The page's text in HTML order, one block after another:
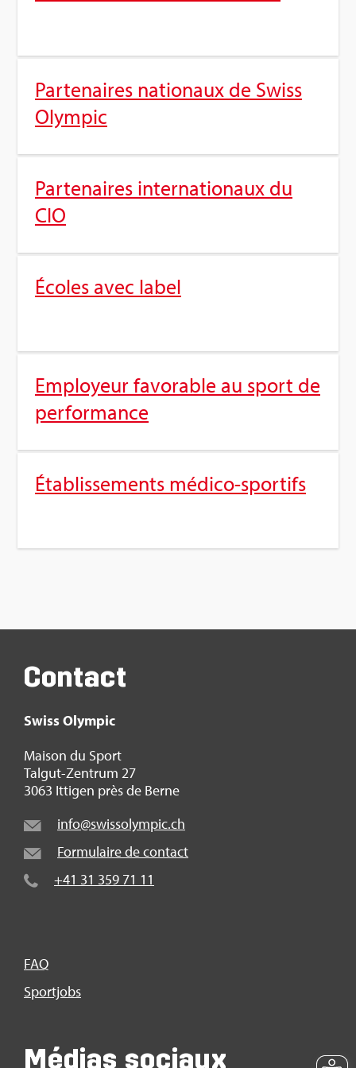
Par­te­naires natio­naux de Swiss
Olym­pic
Par­te­naires inter­na­tio­naux du
CIO
Écoles avec label
Employeur favo­rable au sport de
per­for­mance
Éta­blis­se­ments médico-spor­tifs
Contact
Swiss Olym­pic
Mai­son du Sport
Tal­gut-Zen­trum 27
3063 Itti­gen près de Berne
info@​swi​ssol​ympi​c.​ch
For­mu­laire de contact
+41 31 359 71 11
FAQ
Sport­jobs
Médias sociaux